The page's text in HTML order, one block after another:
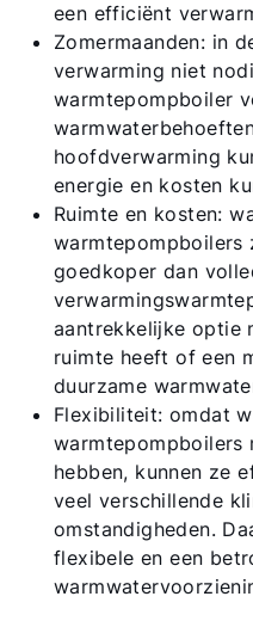
een efficiënt
Zomermaanden: in
verwarming niet
warmtepompboiler
hoofdverwarming
energie en kosten
Ruimte en kosten:
warmtepompboilers
goedkoper dan
aantrekkelijke optie
ruimte heeft of een
duurzame
Flexibiliteit: omdat
warmtepompboilers
hebben, kunnen ze
veel verschillende
omstandigheden.
flexibele en een
Hallo!
Hoe kunnen wij u
Contact met het
Contactformulier
Mail de WOLF